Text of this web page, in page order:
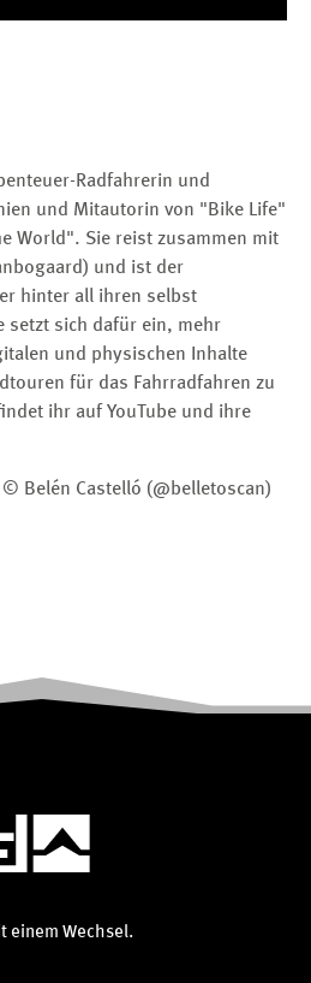
Radfahrerin und
und Mitautorin von "Bike Life"
World". Sie reist zusammen mit
und ist der
hinter all ihren selbst
setzt sich dafür ein, mehr
und physischen Inhalte
für das Fahrradfahren zu
ihr auf YouTube und ihre
Belén Castelló (@belletoscan)
einem Wechsel.